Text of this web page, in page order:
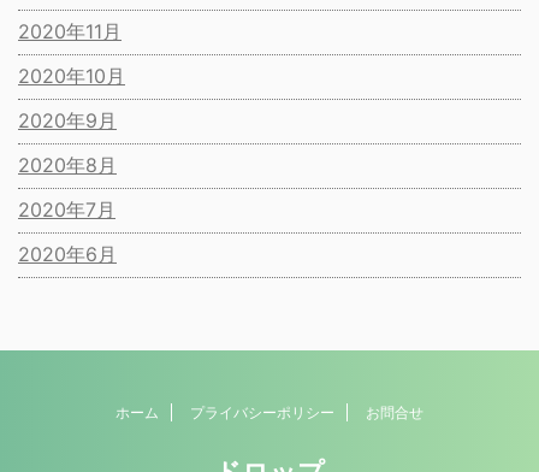
2020年11月
2020年10月
2020年9月
2020年8月
2020年7月
2020年6月
ホーム プライバシーポリシー お問合せ